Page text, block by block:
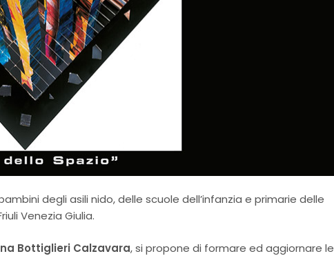
degli asili nido, delle scuole dell’infanzia e primarie delle
Venezia Giulia.
Bottiglieri Calzavara, si propone di formare ed aggiornare le